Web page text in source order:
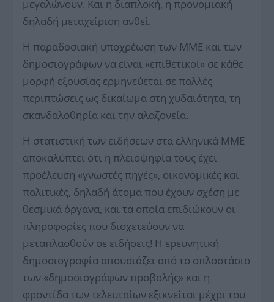
μεγαλώνουν. Και η διαπλοκή, η προνομιακή
δηλαδή μεταχείριση ανθεί.
Η παραδοσιακή υποχρέωση των ΜΜΕ και των
δημοσιογράφων να είναι «επιθετικοί» σε κάθε
μορφή εξουσίας ερμηνεύεται σε πολλές
περιπτώσεις ως δικαίωμα στη χυδαιότητα, τη
σκανδαλοθηρία και την αλαζονεία.
Η στατιστική των ειδήσεων στα ελληνικά ΜΜΕ
αποκαλύπτει ότι η πλειοψηφία τους έχει
προέλευση «γνωστές πηγές», οικονομικές και
πολιτικές, δηλαδή άτομα που έχουν σχέση με
θεσμικά όργανα, και τα οποία επιδιώκουν οι
πληροφορίες που διοχετεύουν να
μεταπλασθούν σε ειδήσεις! Η ερευνητική
δημοσιογραφία απουσιάζει από το οπλοστάσιο
των «δημοσιογράφων προβολής» και η
φροντίδα των τελευταίων εξικνείται μέχρι του